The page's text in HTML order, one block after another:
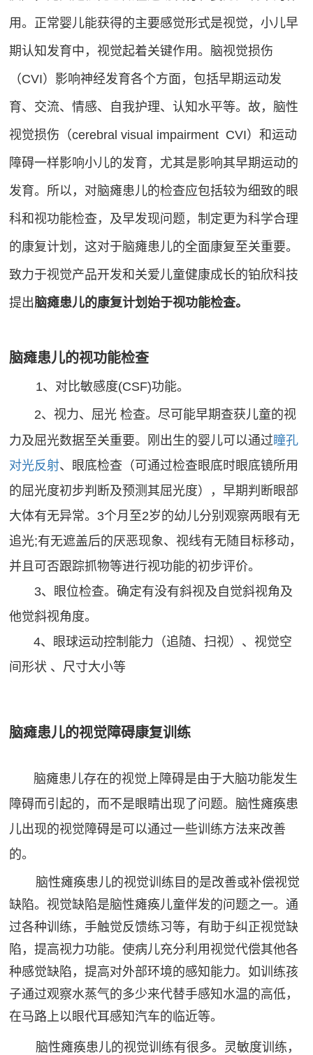
用。正常婴儿能获得的主要感觉形式是视觉，小儿早
期认知发育中，视觉起着关键作用。脑视觉损伤
（CVI）影响神经发育各个方面，包括早期运动发
育、交流、情感、自我护理、认知水平等。故，脑性
视觉损伤（cerebral visual impairment CVI）和运动
障碍一样影响小儿的发育，尤其是影响其早期运动的
发育。所以，对脑瘫患儿的检查应包括较为细致的眼
科和视功能检查，及早发现问题，制定更为科学合理
的康复计划，这对于脑瘫患儿的全面康复至关重要。
致力于视觉产品开发和关爱儿童健康成长的铂欣科技
提出脑瘫患儿的康复计划始于视功能检查。
脑瘫患儿的视功能检查
1、对比敏感度(CSF)功能。
2、视力、屈光 检查。尽可能早期查获儿童的视
力及屈光数据至关重要。刚出生的婴儿可以通过瞳孔
对光反射、眼底检查（可通过检查眼底时眼底镜所用
的屈光度初步判断及预测其屈光度），早期判断眼部
大体有无异常。3个月至2岁的幼儿分别观察两眼有无
追光;有无遮盖后的厌恶现象、视线有无随目标移动，
并且可否跟踪抓物等进行视功能的初步评价。
3、眼位检查。确定有没有斜视及自觉斜视角及
他觉斜视角度。
4、眼球运动控制能力（追随、扫视）、视觉空
间形状 、尺寸大小等
脑瘫患儿的视觉障碍康复训练
脑瘫患儿存在的视觉上障碍是由于大脑功能发生
障碍而引起的，而不是眼睛出现了问题。脑性瘫痪患
儿出现的视觉障碍是可以通过一些训练方法来改善
的。
脑性瘫痪患儿的视觉训练目的是改善或补偿视觉
缺陷。视觉缺陷是脑性瘫痪儿童伴发的问题之一。通
过各种训练，手触觉反馈练习等，有助于纠正视觉缺
陷，提高视力功能。使病儿充分利用视觉代偿其他各
种感觉缺陷，提高对外部环境的感知能力。如训练孩
子通过观察水蒸气的多少来代替手感知水温的高低，
在马路上以眼代耳感知汽车的临近等。
脑性瘫痪患儿的视觉训练有很多。灵敏度训练，